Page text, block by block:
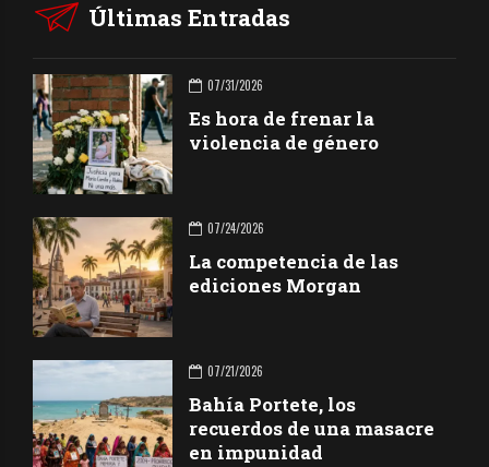
Últimas Entradas
07/31/2026
Es hora de frenar la
violencia de género
07/24/2026
La competencia de las
ediciones Morgan
07/21/2026
Bahía Portete, los
recuerdos de una masacre
en impunidad